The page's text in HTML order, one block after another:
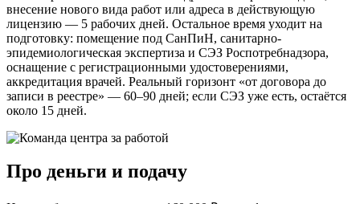
внесение нового вида работ или адреса в действующую
лицензию — 5 рабочих дней. Остальное время уходит на
подготовку: помещение под СанПиН, санитарно-
эпидемиологическая экспертиза и СЭЗ Роспотребнадзора,
оснащение с регистрационными удостоверениями,
аккредитация врачей. Реальный горизонт «от договора до
записи в реестре» — 60–90 дней; если СЭЗ уже есть, остаётся
около 15 дней.
Про деньги и подачу